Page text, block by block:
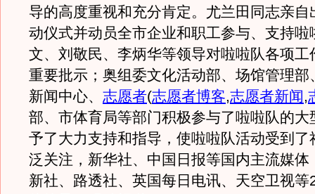
导的高度重视和充分肯定。尤兰田同志亲自
动仪式并动员全市企业和职工参与、支持啦
文、刘敬民、李炳华等领导对啦啦队各项工
重要批示；奥组委文化活动部、场馆管理部
新闻中心、 志愿者(志愿者博客,志愿者新闻,
部、市体育局等部门积极参与了啦啦队的大
予了大力支持和指导，使啦啦队活动受到了
泛关注，新华社、中国日报等国内主流媒体
新社、路透社、英国每日电讯、天空卫视等